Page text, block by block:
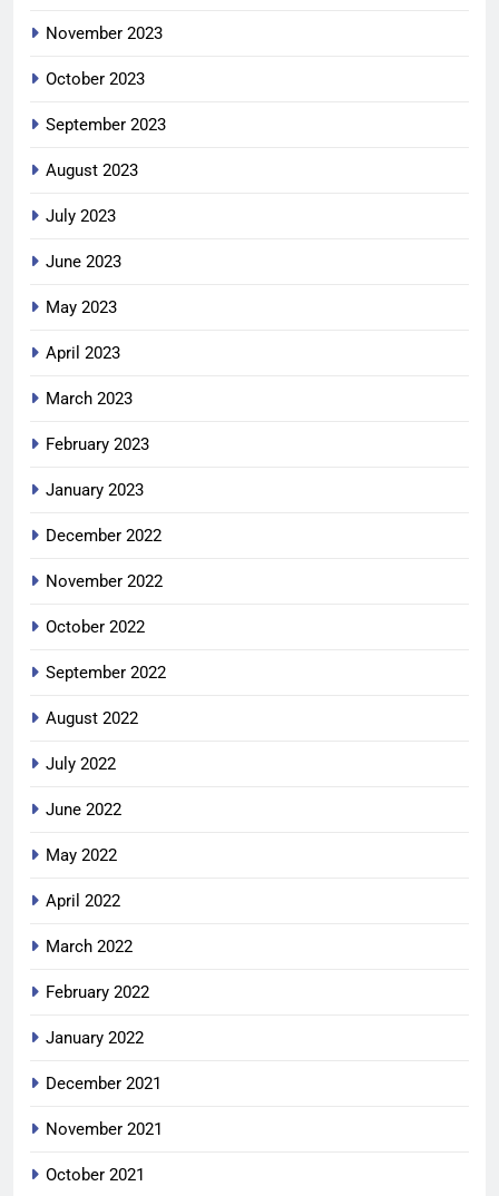
November 2023
October 2023
September 2023
August 2023
July 2023
June 2023
May 2023
April 2023
March 2023
February 2023
January 2023
December 2022
November 2022
October 2022
September 2022
August 2022
July 2022
June 2022
May 2022
April 2022
March 2022
February 2022
January 2022
December 2021
November 2021
October 2021